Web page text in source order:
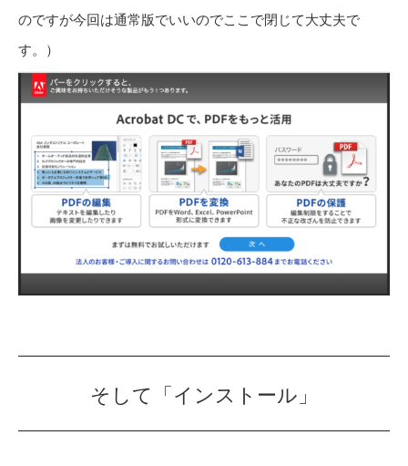
のですが今回は通常版でいいのでここで閉じて大丈夫で
す。）
そして「インストール」